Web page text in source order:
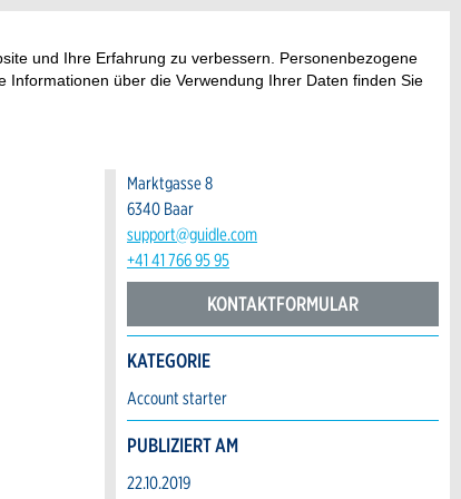
und Ihre Erfahrung zu verbessern. Personenbezogene
über die Verwendung Ihrer Daten finden Sie
guidle | FAQ
Marktgasse 8
6340 Baar
support@guidle.com
+41 41 766 95 95
KONTAKTFORMULAR
KATEGORIE
Account starter
PUBLIZIERT AM
22.10.2019